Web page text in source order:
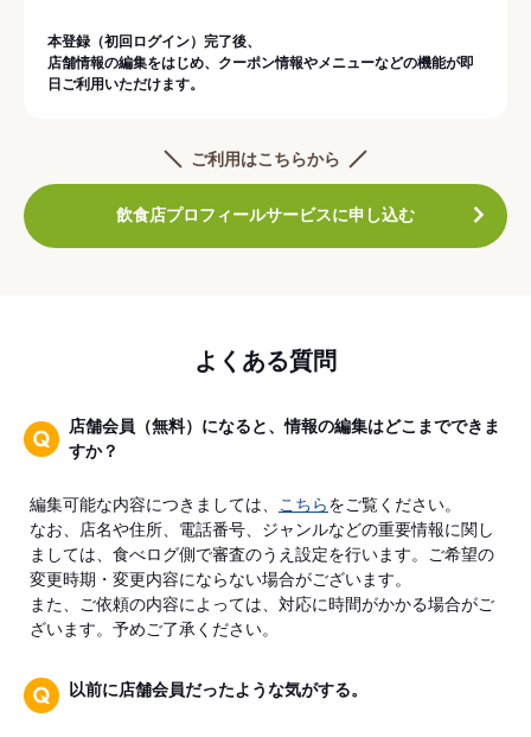
本登録（初回ログイン）完了後、
店舗情報の編集をはじめ、クーポン情報やメニューなどの機能が即
日ご利用いただけます。
ご利用はこちらから
飲食店プロフィールサービスに申し込む
よくある質問
店舗会員（無料）になると、情報の編集はどこまでできま
すか？
編集可能な内容につきましては、 こちらをご覧ください。
なお、店名や住所、電話番号、ジャンルなどの重要情報に関し
ましては、食べログ側で審査のうえ設定を行います。ご希望の
変更時期・変更内容にならない場合がございます。
また、ご依頼の内容によっては、対応に時間がかかる場合がご
ざいます。予めご了承ください。
以前に店舗会員だったような気がする。